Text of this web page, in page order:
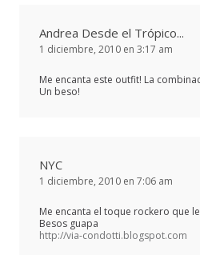
Andrea Desde el Trópico...
1 diciembre, 2010 en 3:17 am
Me encanta este outfit! La
Un beso!
NYC
1 diciembre, 2010 en 7:06 am
Me encanta el toque rockero que
Besos guapa
http://via-condotti.blogspot.com